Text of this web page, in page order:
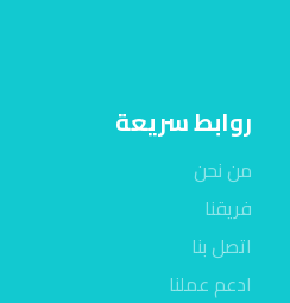
روابط سريعة
من نحن
فريقنا
اتصل بنا
ادعم عملنا